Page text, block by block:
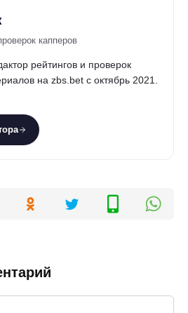
капперов
рейтингов и проверок
на zbs.bet с октябрь 2021.